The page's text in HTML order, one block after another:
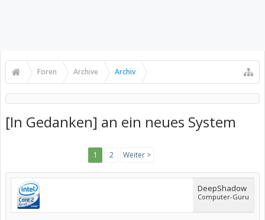
Foren Archive Archiv
[In Gedanken] an ein neues System
1 2 Weiter >
DeepShadow
Computer-Guru